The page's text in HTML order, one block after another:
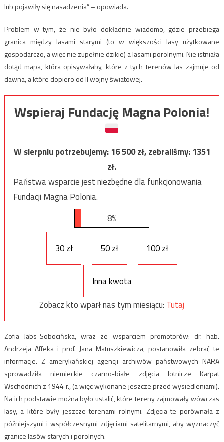
lub pojawiły się nasadzenia” – opowiada.
Problem w tym, że nie było dokładnie wiadomo, gdzie przebiega
granica między lasami starymi (to w większości lasy użytkowane
gospodarczo, a więc nie zupełnie dzikie) a lasami porolnymi. Nie istniała
dotąd mapa, która opisywałaby, które z tych terenów las zajmuje od
dawna, a które dopiero od II wojny światowej.
Wspieraj Fundację Magna Polonia!
W sierpniu potrzebujemy:16 500zł, zebraliśmy:1351
zł.
Państwa wsparcie jest niezbędne dla funkcjonowania
Fundacji Magna Polonia.
8%
30 zł 50 zł 100 zł
Inna kwota
Zobacz kto wparł nas tym miesiącu: Tutaj
Zofia Jabs-Sobocińska, wraz ze wsparciem promotorów: dr. hab.
Andrzeja Affeka i prof. Jana Matuszkiewicza, postanowiła zebrać te
informacje. Z amerykańskiej agencji archiwów państwowych NARA
sprowadziła niemieckie czarno-białe zdjęcia lotnicze Karpat
Wschodnich z 1944 r., (a więc wykonane jeszcze przed wysiedleniami).
Na ich podstawie można było ustalić, które tereny zajmowały wówczas
lasy, a które były jeszcze terenami rolnymi. Zdjęcia te porównała z
późniejszymi i współczesnymi zdjęciami satelitarnymi, aby wyznaczyć
granice lasów starych i porolnych.